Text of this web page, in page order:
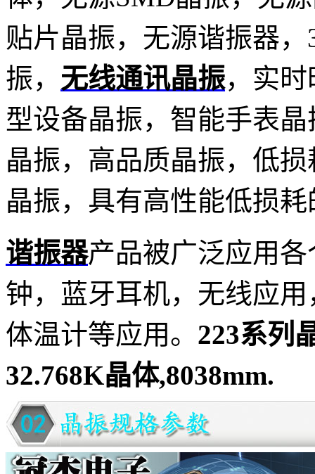
贴片晶振，无源谐振器
振， 无线通讯晶振，实
型设备晶振，智能手表
晶振，高品质晶振，低
晶振，具有高性能低损
谐振器产品被广泛应用
钟，蓝牙耳机，无线应
体温计等应用。 223系列
32.768K晶体,8038mm.